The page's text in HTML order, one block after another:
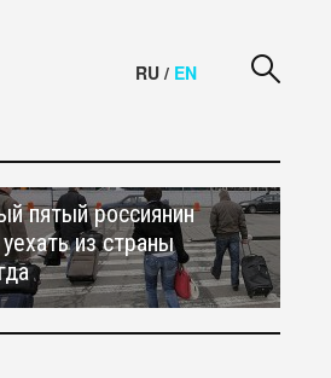
RU / EN
пятый россиянин
из страны